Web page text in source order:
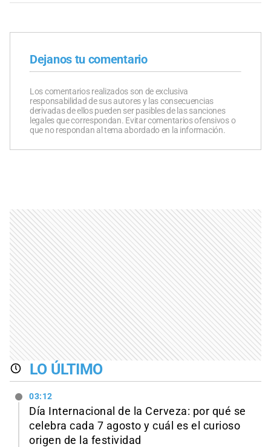
Dejanos tu comentario
Los comentarios realizados son de exclusiva
responsabilidad de sus autores y las consecuencias
derivadas de ellos pueden ser pasibles de las sanciones
legales que correspondan. Evitar comentarios ofensivos o
que no respondan al tema abordado en la información.
LO ÚLTIMO
03:12
Día Internacional de la Cerveza: por qué se
celebra cada 7 agosto y cuál es el curioso
origen de la festividad